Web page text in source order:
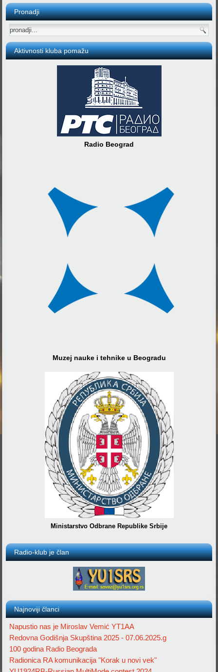
Pronadji
Aktivnosti kluba pomažu
Radio Beograd
Muzej nauke i tehnike u Beogradu
Ministarstvo Odbrane Republike Srbije
Radio-klub je član
Najnoviji članci
Napustio nas je Miroslav Vemić YT1AA
Redovna Godišnja Skupština 2025 - 07.06.2025.g
100 godina Radio Beograda
Radionica RA komunikacija "Korak u novi vek"